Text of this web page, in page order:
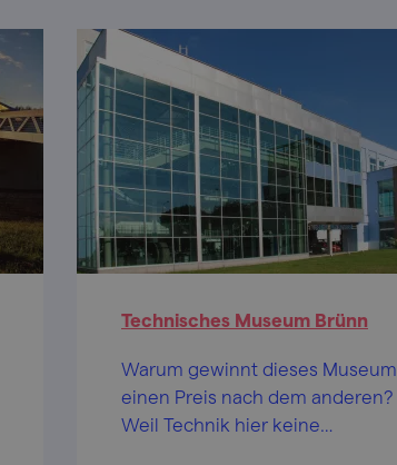
Technisches Museum Brünn
Warum gewinnt dieses Museum
einen Preis nach dem anderen?
Weil Technik hier keine